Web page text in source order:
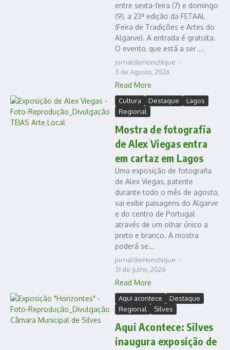
entre sexta-feira (7) e domingo
(9), a 23ª edição da FETAAL
(Feira de Tradições e Artes do
Algarve). A entrada é gratuita.
O evento, que está a ser ...
jornaldemonchique
3 de Agosto, 2026
Read More
Cultura Destaque
Lagos
Regional
Mostra de fotografia
de Alex Viegas entra
em cartaz em Lagos
Uma exposição de fotografia
de Alex Viegas, patente
durante todo o mês de agosto,
vai exibir paisagens do Algarve
e do centro de Portugal
através de um olhar único a
preto e branco. A mostra
poderá se...
jornaldemonchique
31 de Julho, 2026
Read More
Aqui acontece
Destaque
Regional
Silves
Aqui Acontece: Silves
inaugura exposição de